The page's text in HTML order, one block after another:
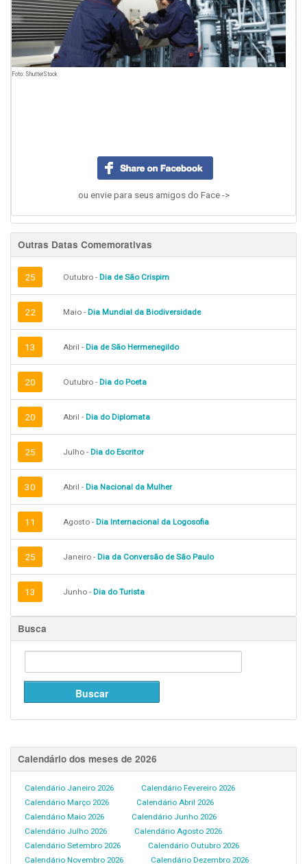
Foto: ShutterStock
ou envie para seus amigos do Face ->
Outras Datas Comemorativas
25 Outubro - Dia de São Crispim
22 Maio - Dia Mundial da Biodiversidade
13 Abril - Dia de São Hermenegildo
20 Outubro - Dia do Poeta
20 Abril - Dia do Diplomata
25 Julho - Dia do Escritor
30 Abril - Dia Nacional da Mulher
11 Agosto - Dia Internacional da Logosofia
25 Janeiro - Dia da Conversão de São Paulo
13 Junho - Dia do Turista
Busca
Calendário dos meses de 2026
Calendário Janeiro 2026
Calendário Fevereiro 2026
Calendário Março 2026
Calendário Abril 2026
Calendário Maio 2026
Calendário Junho 2026
Calendário Julho 2026
Calendário Agosto 2026
Calendário Setembro 2026
Calendário Outubro 2026
Calendário Novembro 2026
Calendário Dezembro 2026